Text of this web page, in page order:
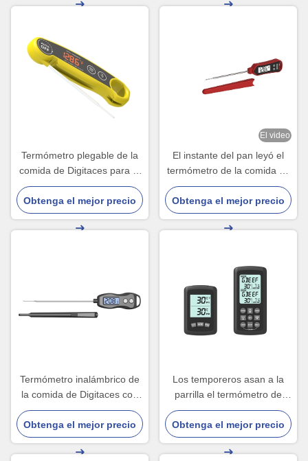
Termómetro plegable de la
comida de Digitaces para la
pantalla LED del caramelo
de la barbacoa de la punta
de prueba de la cocina del
aceite
Obtenga el mejor precio
El video
El instante del pan leyó el
termómetro de la comida de
Digitaces para la prenda
impermeable de cocinar que
cocía
Obtenga el mejor precio
Termómetro inalámbrico de
la comida de Digitaces con
la alarma 300C
Obtenga el mejor precio
Los temporeros asan a la
parrilla el termómetro de
carne remoto de Digitaces
de la punta de prueba dual
para Oven Wireless
Obtenga el mejor precio